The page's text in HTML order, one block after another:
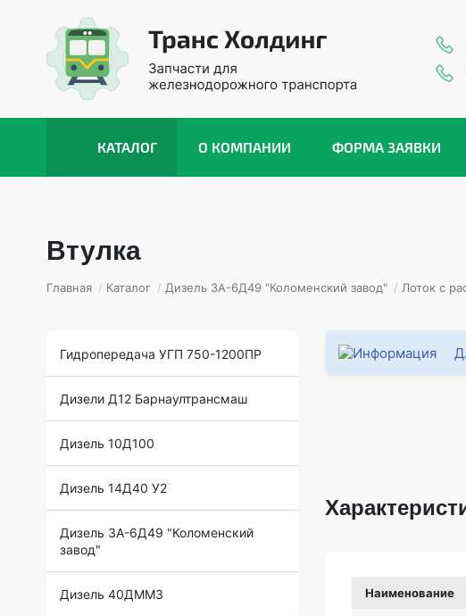
КАТАЛОГ О КОМПАНИИ ФОРМА ЗАЯВКИ
Втулка
Главная / Каталог / Дизель 3А-6Д49 "Коломенский завод" / Лоток с
Гидропередача УГП 750-1200ПР
Дизели Д12 Барнаултрансмаш
Дизель 10Д100
Дизель 14Д40 У2
Дизель 3А-6Д49 "Коломенский
завод"
Дизель 40ДММЗ Наименование